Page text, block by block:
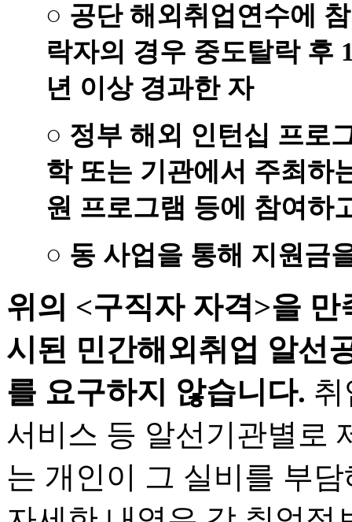
○ 공단 해외취업연수에
락자의 경우 중도탈락 후
년 이상 경과한 자
○ 정부 해외 인턴십 프로
학 또는 기관에서 주최하
원 프로그램 등에 참여하
○ 동 사업을 통해 지원금
위의 <구직자 자격>을 만
시된 민간해외취업 알선
를 요구하지 않습니다.
서비스 등 알선기관별로
는 개인이 그 실비를 부